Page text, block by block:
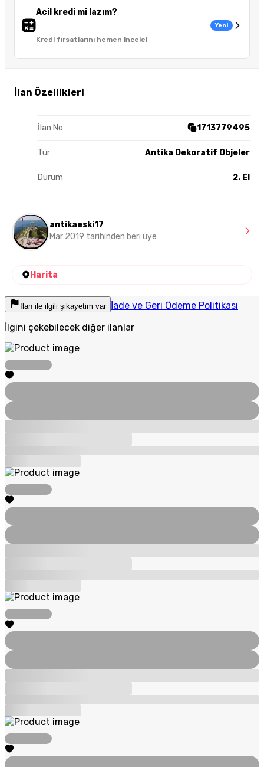
Acil kredi mi lazım?
Kredi fırsatlarını hemen incele!
Yeni
İlan Özellikleri
İlan No 1713779495
Tür Antika Dekoratif Objeler
Durum 2. El
antikaeski17
Mar 2019 tarihinden beri üye
Harita
İlan ile ilgili şikayetim var İade ve Geri Ödeme Politikası
İlgini çekebilecek diğer ilanlar